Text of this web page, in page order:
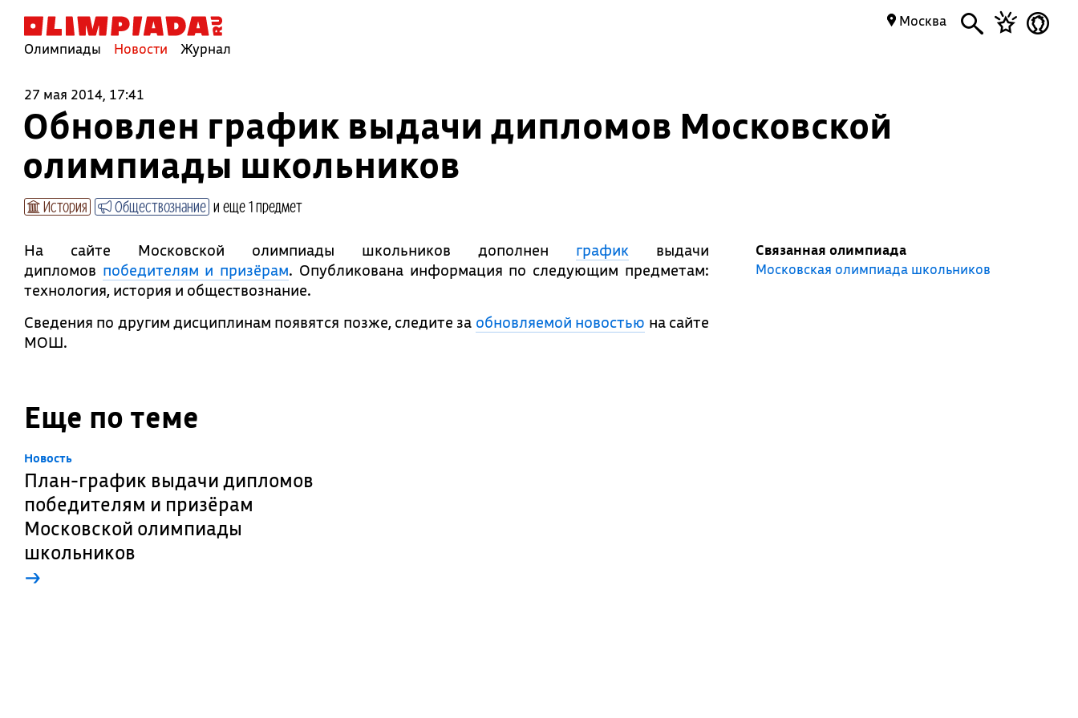
Олимпиады Новости Журнал
Москва
27 мая 2014, 17:41
Обновлен график выдачи дипломов Московской
олимпиады школьников
История Обществознание и еще 1 предмет
На сайте Московской олимпиады школьников дополнен графиквыдачи
дипломов победителям и призёрам. Опубликована информация по следующим предметам:
технология, история и обществознание.
Сведения по другим дисциплинам появятся позже, следите за обновляемой новостью на сайте
МОШ.
Связанная олимпиада
Московская олимпиада школьников
Еще по теме
Новость
План-график выдачи дипломов
победителям и призёрам
Московской олимпиады
школьников
→